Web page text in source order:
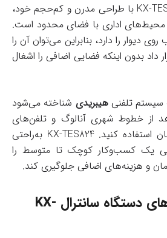
سانترال پاناسونیک KX-TES824 با طراحی مدرن و کم‌حجم خود،
محیط‌های اداری با فضای محدود است.
دیوار را دارد، بنابراین می‌توان آن را
داد بدون اینکه فضایی اضافی را اشغال
سیستم تلفنیهیبریدی شناخته می‌شود
از خطوط شهری آنالوگ و تلفن‌های
دیجیتال به‌صورت هم‌زمان استفاده کنید. KX-TES824 به‌راحتی
یک کسب‌وکار کوچک تا متوسط را
و هزینه‌های اضافی جلوگیری کند.
امکانات و قابلیت‌های دستگاه سانترال KX-